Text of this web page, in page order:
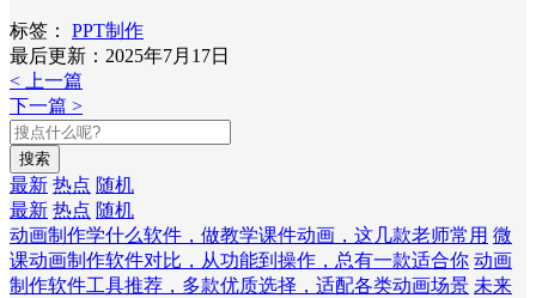
标签：
PPT制作
最后更新：2025年7月17日
< 上一篇
下一篇 >
搜索
最新 热点 随机
最新 热点 随机
动画制作学什么软件，做教学课件动画，这几款老师常用 微
课动画制作软件对比，从功能到操作，总有一款适合你 动画
制作软件工具推荐，多款优质选择，适配各类动画场景 未来